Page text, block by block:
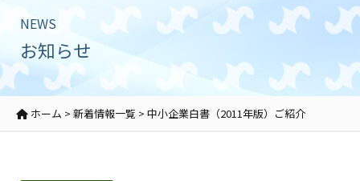
NEWS
お知らせ
ホーム > 新着情報一覧 > 中小企業白書（2011年版）ご紹介